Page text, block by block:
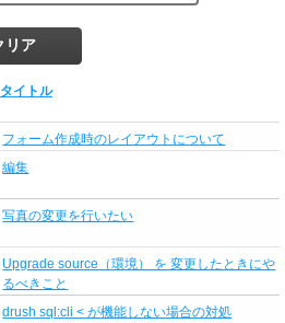
タイトル
フォーム作成時のレイアウトについて
編集
写真の変更を行いたい
Upgrade source（環境） を 変更したときにや
るべきこと
drush sql:cli < が機能しない場合の対処